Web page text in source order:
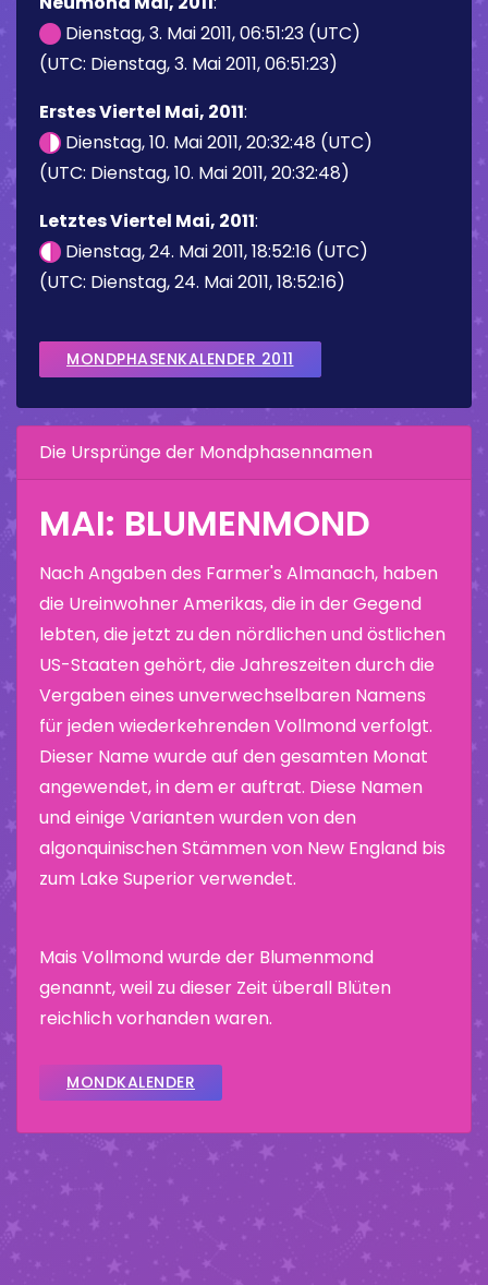
Dienstag, 3. Mai 2011, 06:51:23 (UTC)
(UTC: Dienstag, 3. Mai 2011, 06:51:23)
Erstes Viertel Mai, 2011:
Dienstag, 10. Mai 2011, 20:32:48 (UTC)
(UTC: Dienstag, 10. Mai 2011, 20:32:48)
Letztes Viertel Mai, 2011:
Dienstag, 24. Mai 2011, 18:52:16 (UTC)
(UTC: Dienstag, 24. Mai 2011, 18:52:16)
MONDPHASENKALENDER 2011
Die Ursprünge der Mondphasennamen
MAI: BLUMENMOND
Nach Angaben des Farmer's Almanach, haben
die Ureinwohner Amerikas, die in der Gegend
lebten, die jetzt zu den nördlichen und östlichen
US-Staaten gehört, die Jahreszeiten durch die
Vergaben eines unverwechselbaren Namens
für jeden wiederkehrenden Vollmond verfolgt.
Dieser Name wurde auf den gesamten Monat
angewendet, in dem er auftrat. Diese Namen
und einige Varianten wurden von den
algonquinischen Stämmen von New England bis
zum Lake Superior verwendet.
Mais Vollmond wurde der Blumenmond
genannt, weil zu dieser Zeit überall Blüten
reichlich vorhanden waren.
MONDKALENDER